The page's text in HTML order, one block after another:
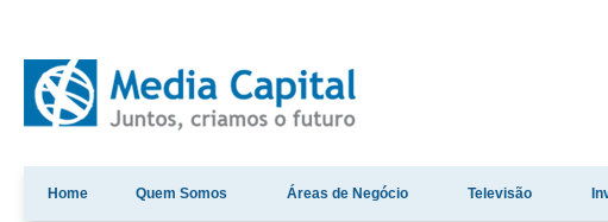
Home Quem Somos Áreas de Negócio Televisão